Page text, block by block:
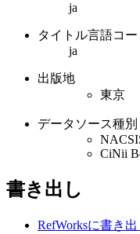
ja
タイトル言語コー
ja
出版地
東京
データソース種別
CiNii
書き出し
RefWorksに書き出